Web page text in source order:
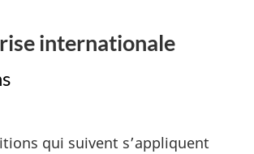
internationale
qui suivent s’appliquent